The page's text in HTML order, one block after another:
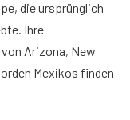
die ursprünglich
Ihre
Arizona, New
Mexikos finden